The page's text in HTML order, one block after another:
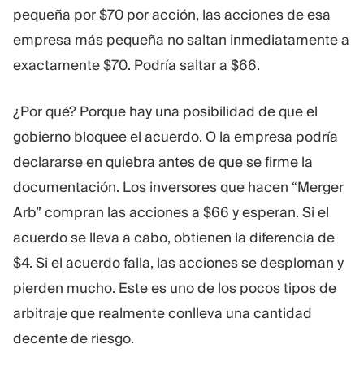
pequeña por $70 por acción, las acciones de esa
empresa más pequeña no saltan inmediatamente a
exactamente $70. Podría saltar a $66.
¿Por qué? Porque hay una posibilidad de que el
gobierno bloquee el acuerdo. O la empresa podría
declararse en quiebra antes de que se firme la
documentación. Los inversores que hacen “Merger
Arb” compran las acciones a $66 y esperan. Si el
acuerdo se lleva a cabo, obtienen la diferencia de
$4. Si el acuerdo falla, las acciones se desploman y
pierden mucho. Este es uno de los pocos tipos de
arbitraje que realmente conlleva una cantidad
decente de riesgo.